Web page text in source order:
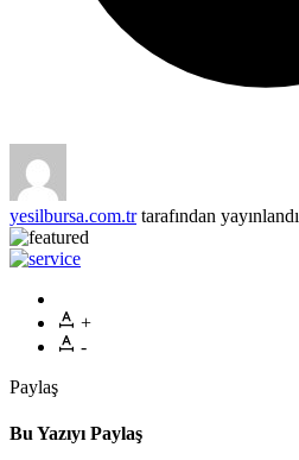
yesilbursa.com.trtarafından yayınlandı
+
-
Paylaş
Bu Yazıyı Paylaş